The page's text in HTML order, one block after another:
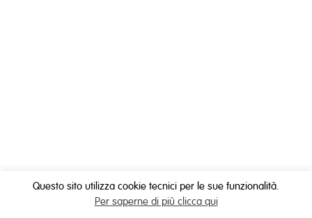
Questo sito utilizza cookie tecnici per le sue funzionalità.
Per saperne di più clicca qui